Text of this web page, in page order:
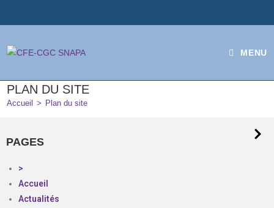
MENU
PLAN DU SITE
Accueil > Plan du site
PAGES
>
Accueil
Actualités